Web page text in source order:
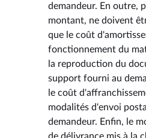
demandeur. En outre,
montant, ne doivent
que le coût
fonctionnement du
la reproduction du
support fourni au
le coût
modalités d'envoi
demandeur. Enfin, le
de délivrance mis à la